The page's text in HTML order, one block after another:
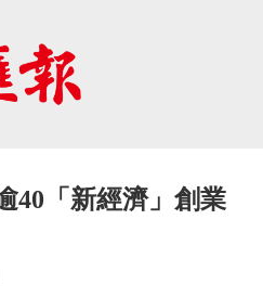
40「新經濟」創業